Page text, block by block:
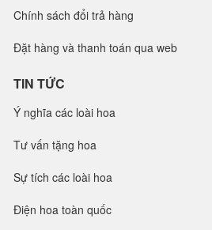
Chính sách đổi trả hàng
Đặt hàng và thanh toán qua web
TIN TỨC
Ý nghĩa các loài hoa
Tư vấn tặng hoa
Sự tích các loài hoa
Điện hoa toàn quốc